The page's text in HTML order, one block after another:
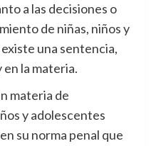
a las decisiones o
de niñas, niños y
una sentencia,
en la materia.
materia de
y adolescentes
su norma penal que